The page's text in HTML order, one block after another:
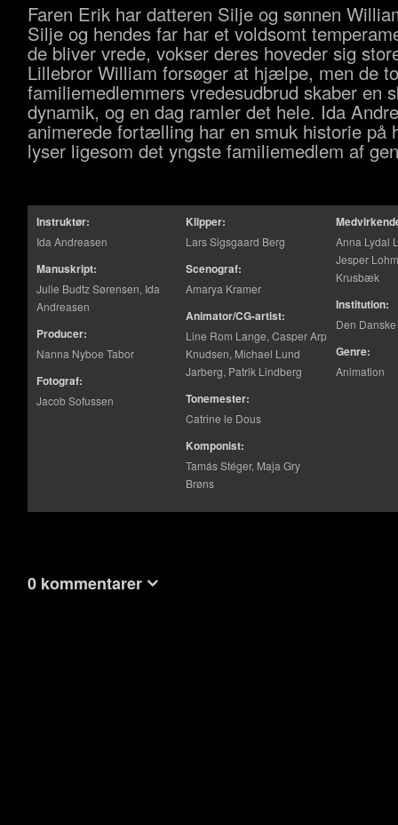
Faren Erik har datteren Silje og sønnen
Silje og hendes far har et voldsomt
de bliver vrede, vokser deres hoveder sig
Lillebror William forsøger at hjælpe, men de to
familiemedlemmers vredesudbrud skaber en
dynamik, og en dag ramler det hele. Ida
animerede fortælling har en smuk historie på
lyser ligesom det yngste familiemedlem af
Instruktør:
Ida Andreasen
Manuskript:
Julie Budtz Sørensen, Ida
Andreasen
Producer:
Nanna Nyboe Tabor
Fotograf:
Jacob Sofussen
Klipper:
Lars Sigsgaard Berg
Scenograf:
Amarya Kramer
Animator/CG-artist:
Line Rom Lange, Casper Arp
Knudsen, Michael Lund
Jarberg, Patrik Lindberg
Tonemester:
Catrine le Dous
Komponist:
Tamás Stéger, Maja Gry
Brøns
Anna Lydal
Jesper
Krusbæk
Institution:
Den
Genre:
Animation
0 kommentarer